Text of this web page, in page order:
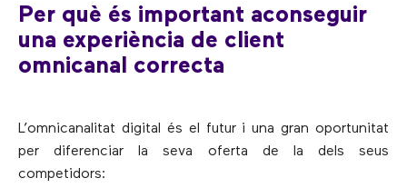
Per què és important aconseguir
una experiència de client
omnicanal correcta
L’omnicanalitat digital és el futur i una gran oportunitat
per diferenciar la seva oferta de la dels seus
competidors: